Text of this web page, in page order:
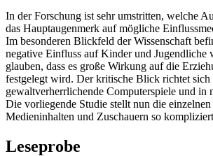
In der Forschung ist sehr umstritten, welche
das Hauptaugenmerk auf mögliche
Im besonderen Blickfeld der Wissenschaft
negative Einfluss auf Kinder und Jugendliche
glauben, dass es große Wirkung auf die
festgelegt wird. Der kritische Blick richtet
gewaltverherrlichende Computerspiele und in
Die vorliegende Studie stellt nun die
Medieninhalten und Zuschauern so
Leseprobe